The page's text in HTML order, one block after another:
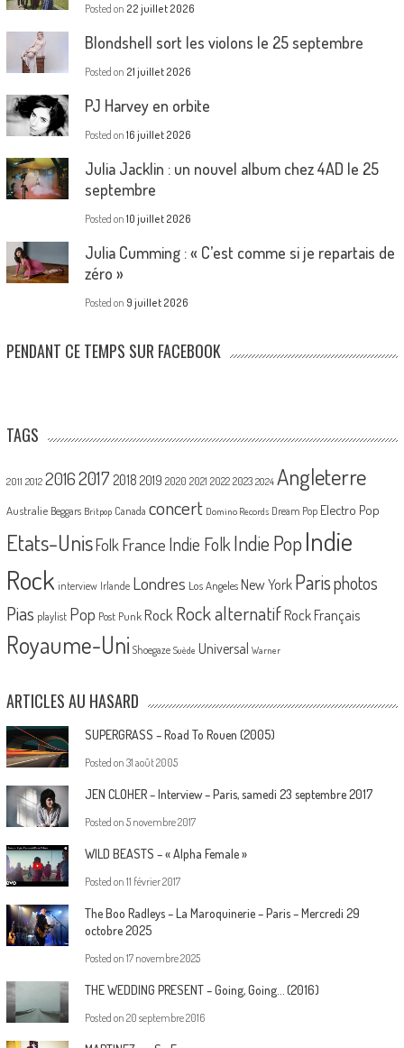
Posted on 22 juillet 2026
Blondshell sort les violons le 25 septembre
Posted on 21 juillet 2026
PJ Harvey en orbite
Posted on 16 juillet 2026
Julia Jacklin : un nouvel album chez 4AD le 25
septembre
Posted on 10 juillet 2026
Julia Cumming : « C’est comme si je repartais de
zéro »
Posted on 9 juillet 2026
PENDANT CE TEMPS SUR FACEBOOK
TAGS
2011 2012 20162017 2018 2019 2020 2021 2022 2023 2024 Angleterre
Australie Beggars Britpop Canada concert Domino Records Dream Pop Electro Pop
Etats-UnisFolk France Indie Folk Indie PopIndie
Rock interview Irlande Londres Los Angeles New York Parisphotos
Pias playlist Pop Post Punk Rock Rock alternatif Rock Français
Royaume-Uni Shoegaze Suède Universal Warner
ARTICLES AU HASARD
SUPERGRASS – Road To Rouen (2005)
Posted on 31 août 2005
JEN CLOHER – Interview – Paris, samedi 23 septembre 2017
Posted on 5 novembre 2017
WILD BEASTS – « Alpha Female »
Posted on 11 février 2017
The Boo Radleys – La Maroquinerie – Paris – Mercredi 29
octobre 2025
Posted on 17 novembre 2025
THE WEDDING PRESENT – Going, Going… (2016)
Posted on 20 septembre 2016